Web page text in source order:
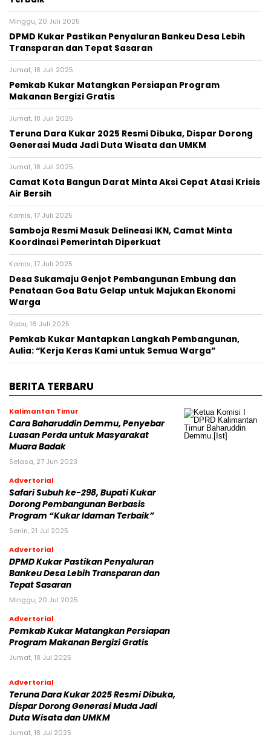
Minggu, 20 Juli 2025
DPMD Kukar Pastikan Penyaluran Bankeu Desa Lebih
Transparan dan Tepat Sasaran
Jumat, 18 Juli 2025
Pemkab Kukar Matangkan Persiapan Program
Makanan Bergizi Gratis
Jumat, 18 Juli 2025
Teruna Dara Kukar 2025 Resmi Dibuka, Dispar Dorong
Generasi Muda Jadi Duta Wisata dan UMKM
Jumat, 18 Juli 2025
Camat Kota Bangun Darat Minta Aksi Cepat Atasi Krisis
Air Bersih
Kamis, 17 Juli 2025
Samboja Resmi Masuk Delineasi IKN, Camat Minta
Koordinasi Pemerintah Diperkuat
Kamis, 17 Juli 2025
Desa Sukamaju Genjot Pembangunan Embung dan
Penataan Goa Batu Gelap untuk Majukan Ekonomi
Warga
Rabu, 16 Juli 2025
Pemkab Kukar Mantapkan Langkah Pembangunan,
Aulia: “Kerja Keras Kami untuk Semua Warga”
BERITA TERBARU
Kalimantan Timur
Cara Baharuddin Demmu, Penyebar
Luasan Perda untuk Masyarakat
Muara Badak
Selasa, 27 Jun 2023
Advertorial
Safari Subuh ke-298, Bupati Kukar
Dorong Pembangunan Berbasis
Program “Kukar Idaman Terbaik”
Senin, 21 Jul 2025
Advertorial
DPMD Kukar Pastikan Penyaluran
Bankeu Desa Lebih Transparan dan
Tepat Sasaran
Minggu, 20 Jul 2025
Advertorial
Pemkab Kukar Matangkan Persiapan
Program Makanan Bergizi Gratis
Jumat, 18 Jul 2025
Advertorial
Teruna Dara Kukar 2025 Resmi Dibuka,
Dispar Dorong Generasi Muda Jadi
Duta Wisata dan UMKM
Jumat, 18 Jul 2025